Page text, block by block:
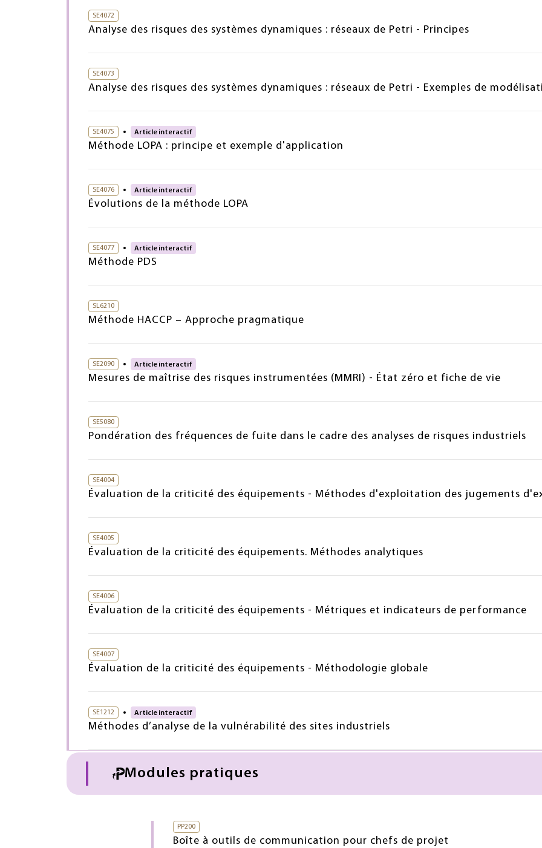
SE4072
Analyse des risques des systèmes dynamiques : réseaux de Petri - Principes
SE4073
Analyse des risques des systèmes dynamiques : réseaux de Petri - Exemples de
SE4075 Article interactif
Méthode LOPA : principe et exemple d'application
SE4076 Article interactif
Évolutions de la méthode LOPA
SE4077 Article interactif
Méthode PDS
SL6210
Méthode HACCP – Approche pragmatique
SE2090 Article interactif
Mesures de maîtrise des risques instrumentées (MMRI) - État zéro et fiche de vie
SE5080
Pondération des fréquences de fuite dans le cadre des analyses de risques industriels
SE4004
Évaluation de la criticité des équipements - Méthodes d'exploitation des jugements
SE4005
Évaluation de la criticité des équipements. Méthodes analytiques
SE4006
Évaluation de la criticité des équipements - Métriques et indicateurs de performance
SE4007
Évaluation de la criticité des équipements - Méthodologie globale
SE1212 Article interactif
Méthodes d’analyse de la vulnérabilité des sites industriels
Modules pratiques
PP200
Boîte à outils de communication pour chefs de projet